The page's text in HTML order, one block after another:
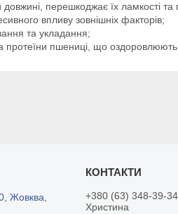
перешкоджає їх ламкості та
впливу зовнішніх факторів;
та укладання;
протеїни пшениці, що
Жовква,
+380 (63) 348-39-34
Христина